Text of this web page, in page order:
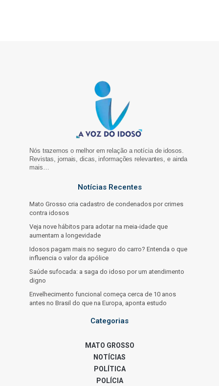
Nós trazemos o melhor em relação a notícia de idosos.
Revistas, jornais, dicas, informações relevantes, e ainda
mais…
Notícias Recentes
Mato Grosso cria cadastro de condenados por crimes
contra idosos
Veja nove hábitos para adotar na meia-idade que
aumentam a longevidade
Idosos pagam mais no seguro do carro? Entenda o que
influencia o valor da apólice
Saúde sufocada: a saga do idoso por um atendimento
digno
Envelhecimento funcional começa cerca de 10 anos
antes no Brasil do que na Europa, aponta estudo
Categorias
MATO GROSSO
NOTÍCIAS
POLÍTICA
POLÍCIA